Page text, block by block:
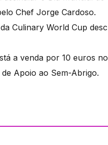
Chef Jorge Cardoso.
Culinary World Cup
a venda por 10 euros
Apoio ao Sem-Abrigo.